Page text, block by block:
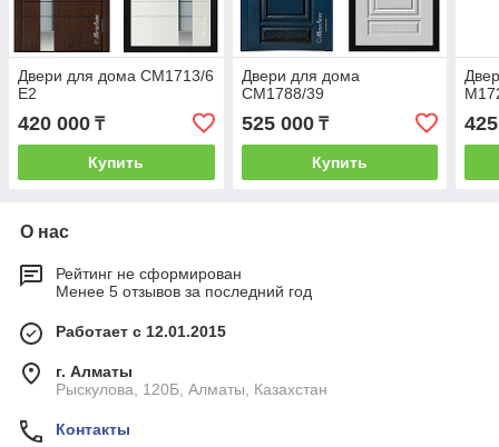
Двери для дома CМ1713/6
E2
420 000 ₸
Купить
Двери для дома
СМ1788/39
525 000₸
Купить
О нас
Рейтинг не сформирован
Менее 5 отзывов за последний год
Работает с 12.01.2015
г. Алматы
Рыскулова, 120Б, Алматы, Казахстан
Контакты